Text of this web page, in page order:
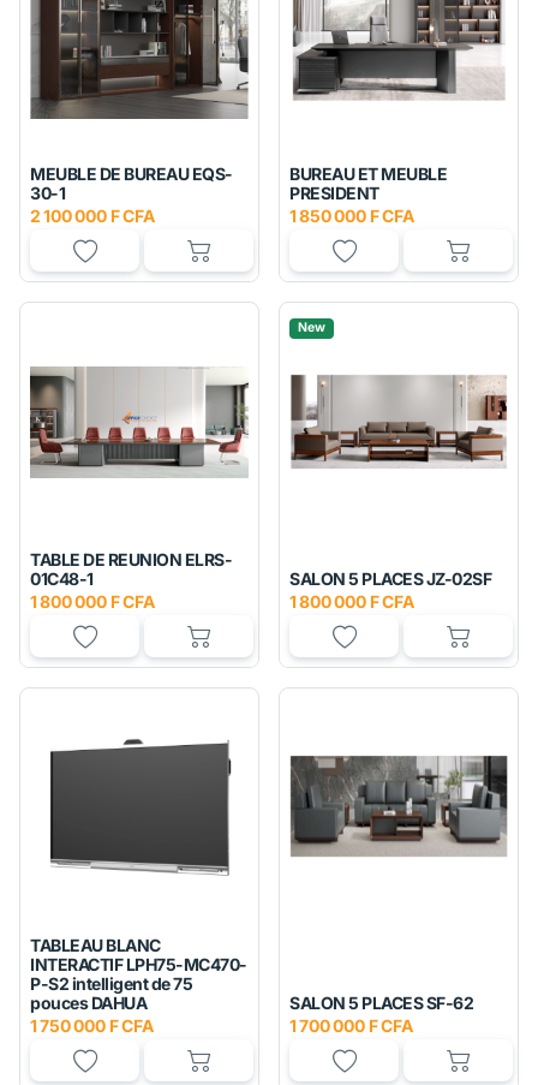
MEUBLE DE BUREAU EQS-
30-1
2 100 000 F CFA
BUREAU ET MEUBLE
PRESIDENT
1 850 000 F CFA
TABLE DE REUNION ELRS-
01C48-1
1 800 000 F CFA
New
SALON 5 PLACES JZ-02SF
1 800 000 F CFA
TABLEAU BLANC
INTERACTIF LPH75-MC470-
P-S2 intelligent de 75
pouces DAHUA
1 750 000 F CFA
SALON 5 PLACES SF-62
1 700 000 F CFA